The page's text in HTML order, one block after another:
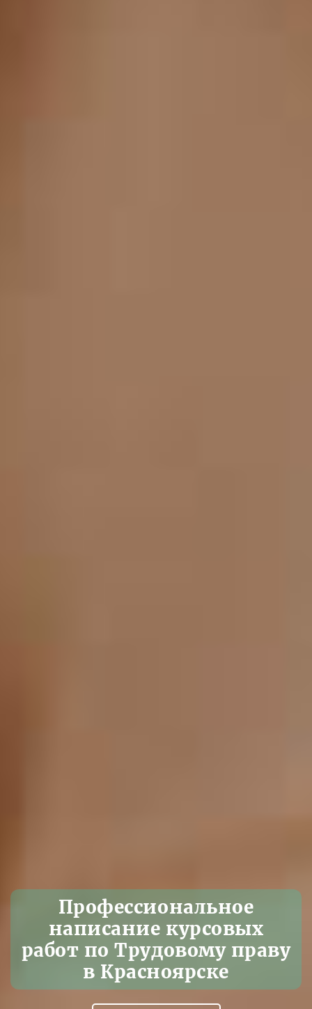
Профессиональное
написание курсовых
работ по Трудовому праву
в Красноярске